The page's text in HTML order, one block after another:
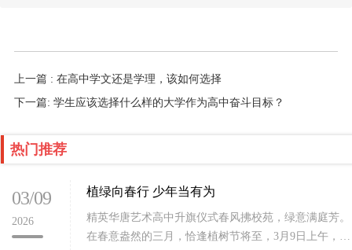
上一篇 : 在高中学文还是学理，该如何选择
下一篇: 学生应该选择什么样的大学作为高中奋斗目标？
热门推荐
03/09
2026
植绿向春行 少年当有为
精英华唐艺术高中升旗仪式春风拂校苑，绿意满庭芳。
在春意盎然的三月，恰逢植树节将至，3月9日上午，石